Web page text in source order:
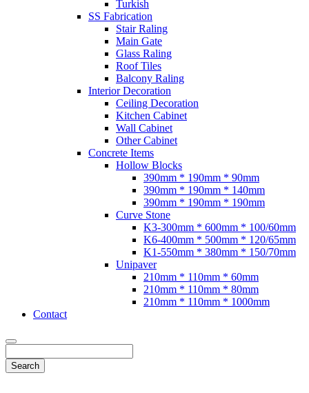
Turkish
SS Fabrication
Stair Raling
Main Gate
Glass Raling
Roof Tiles
Balcony Raling
Interior Decoration
Ceiling Decoration
Kitchen Cabinet
Wall Cabinet
Other Cabinet
Concrete Items
Hollow Blocks
390mm * 190mm * 90mm
390mm * 190mm * 140mm
390mm * 190mm * 190mm
Curve Stone
K3-300mm * 600mm * 100/60mm
K6-400mm * 500mm * 120/65mm
K1-550mm * 380mm * 150/70mm
Unipaver
210mm * 110mm * 60mm
210mm * 110mm * 80mm
210mm * 110mm * 1000mm
Contact